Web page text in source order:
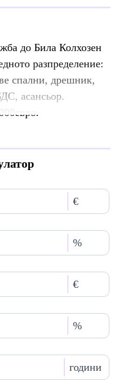
до Била Колхозен
разпределение:
спални, дрешник,
асансьор.
€
%
€
%
години